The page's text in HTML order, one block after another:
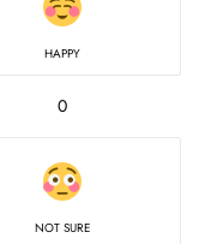
HAPPY
0
NOT SURE